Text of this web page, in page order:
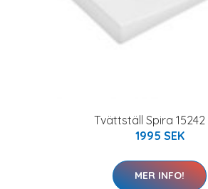
Tvättställ Spira 15242
1995 SEK
MER INFO!